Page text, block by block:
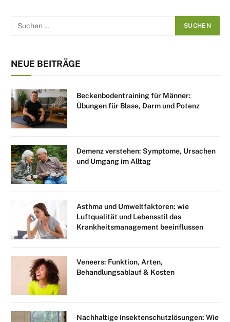
NEUE BEITRÄGE
Beckenbodentraining für Männer:
Übungen für Blase, Darm und Potenz
Demenz verstehen: Symptome, Ursachen
und Umgang im Alltag
Asthma und Umweltfaktoren: wie
Luftqualität und Lebensstil das
Krankheitsmanagement beeinflussen
Veneers: Funktion, Arten,
Behandlungsablauf & Kosten
Nachhaltige Insektenschutzlösungen: Wie